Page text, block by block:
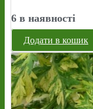
6 в наявності
Додати в кошик